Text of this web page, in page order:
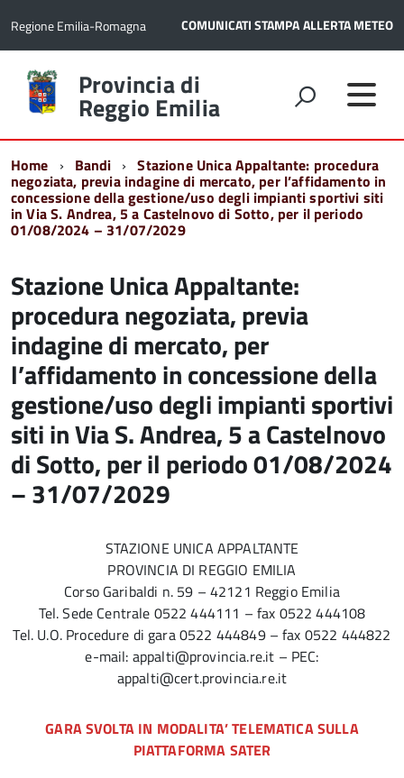
Regione Emilia-Romagna COMUNICATI STAMPAALLERTA METEO
Torna
alla
home
Provincia di
Reggio Emilia
Home Bandi Stazione Unica Appaltante: procedura
negoziata, previa indagine di mercato, per l’affidamento in
concessione della gestione/uso degli impianti sportivi siti
in Via S. Andrea, 5 a Castelnovo di Sotto, per il periodo
01/08/2024 – 31/07/2029
Stazione Unica Appaltante:
procedura negoziata, previa
indagine di mercato, per
l’affidamento in concessione della
gestione/uso degli impianti sportivi
siti in Via S. Andrea, 5 a Castelnovo
di Sotto, per il periodo 01/08/2024
– 31/07/2029
STAZIONE UNICA APPALTANTE
PROVINCIA DI REGGIO EMILIA
Corso Garibaldi n. 59 – 42121 Reggio Emilia
Tel. Sede Centrale 0522 444111 – fax 0522 444108
Tel. U.O. Procedure di gara 0522 444849 – fax 0522 444822
e-mail: appalti@provincia.re.it – PEC:
appalti@cert.provincia.re.it
GARA SVOLTA IN MODALITA’ TELEMATICA SULLA
PIATTAFORMA SATER